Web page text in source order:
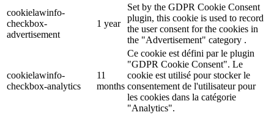
cookielawinfo-
checkbox-
advertisement
1 year
Set by the GDPR Cookie Consent
plugin, this cookie is used to record
the user consent for the cookies in
the "Advertisement" category .
cookielawinfo-
checkbox-analytics
11
months
Ce cookie est défini par le plugin
"GDPR Cookie Consent". Le
cookie est utilisé pour stocker le
consentement de l'utilisateur pour
les cookies dans la catégorie
"Analytics".